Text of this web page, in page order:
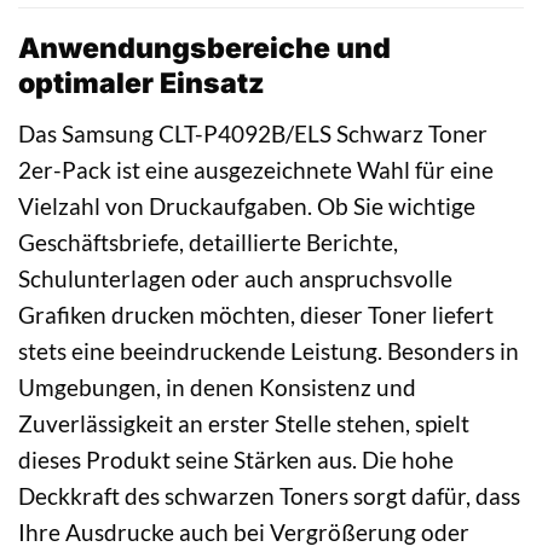
Anwendungsbereiche und
optimaler Einsatz
Das Samsung CLT-P4092B/ELS Schwarz Toner
2er-Pack ist eine ausgezeichnete Wahl für eine
Vielzahl von Druckaufgaben. Ob Sie wichtige
Geschäftsbriefe, detaillierte Berichte,
Schulunterlagen oder auch anspruchsvolle
Grafiken drucken möchten, dieser Toner liefert
stets eine beeindruckende Leistung. Besonders in
Umgebungen, in denen Konsistenz und
Zuverlässigkeit an erster Stelle stehen, spielt
dieses Produkt seine Stärken aus. Die hohe
Deckkraft des schwarzen Toners sorgt dafür, dass
Ihre Ausdrucke auch bei Vergrößerung oder